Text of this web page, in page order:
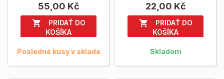
55,00 Kč

PRIDAŤ DO
KOŠÍKA
Posledné kusy v sklade
22,00 Kč

PRIDAŤ DO
KOŠÍKA
Skladom